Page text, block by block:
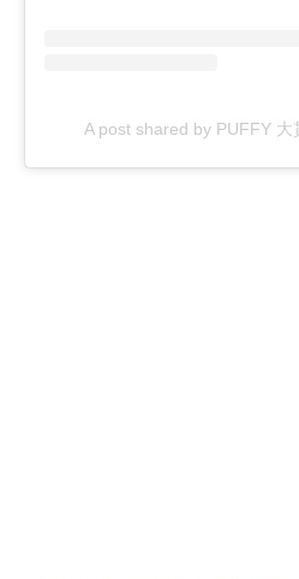
A post shared by PUFFY